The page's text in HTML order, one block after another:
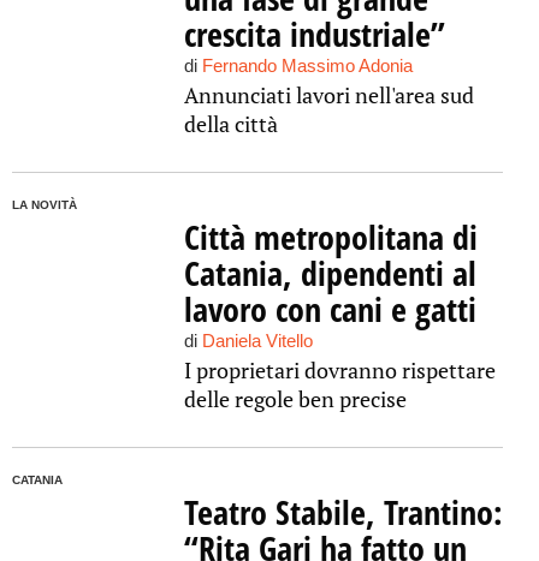
crescita industriale”
di Fernando Massimo Adonia
Annunciati lavori nell'area sud
della città
LA NOVITÀ
Città metropolitana di
Catania, dipendenti al
lavoro con cani e gatti
di Daniela Vitello
I proprietari dovranno rispettare
delle regole ben precise
CATANIA
Teatro Stabile, Trantino:
“Rita Gari ha fatto un